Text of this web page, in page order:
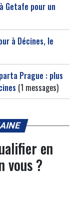
Getafe pour un
à Décines, le
Prague : plus
(1 messages)
en
vous ?